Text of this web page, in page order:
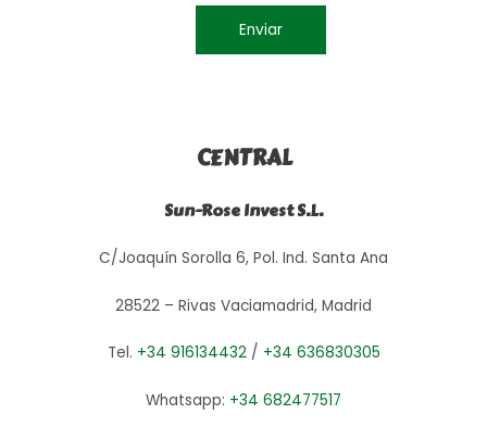
CENTRAL
Sun-Rose Invest S.L.
C/Joaquín Sorolla 6, Pol. Ind. Santa Ana
28522 – Rivas Vaciamadrid, Madrid
Tel. +34 916134432/ +34 636830305
Whatsapp: +34 682477517